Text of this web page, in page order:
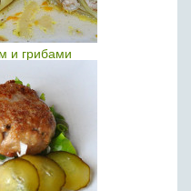
и грибами